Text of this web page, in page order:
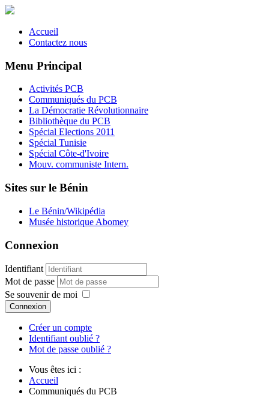
Accueil
Contactez nous
Menu Principal
Activités PCB
Communiqués du PCB
La Démocratie Révolutionnaire
Bibliothèque du PCB
Spécial Elections 2011
Spécial Tunisie
Spécial Côte-d'Ivoire
Mouv. communiste Intern.
Sites sur le Bénin
Le Bénin/Wikipédia
Musée historique Abomey
Connexion
Identifiant
Mot de passe
Se souvenir de moi
Connexion
Créer un compte
Identifiant oublié ?
Mot de passe oublié ?
Vous êtes ici :
Accueil
Communiqués du PCB